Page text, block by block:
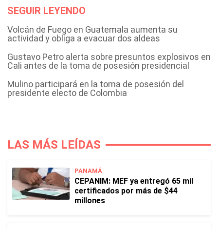
SEGUIR LEYENDO
Volcán de Fuego en Guatemala aumenta su
actividad y obliga a evacuar dos aldeas
Gustavo Petro alerta sobre presuntos explosivos en
Cali antes de la toma de posesión presidencial
Mulino participará en la toma de posesión del
presidente electo de Colombia
LAS MÁS LEÍDAS
PANAMÁ
CEPANIM: MEF ya entregó 65 mil
certificados por más de $44
millones